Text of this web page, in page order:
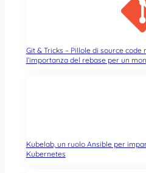
Git & Tricks – Pillole di source code
l’importanza del rebase per un
Kubelab, un ruolo Ansible per
Kubernetes